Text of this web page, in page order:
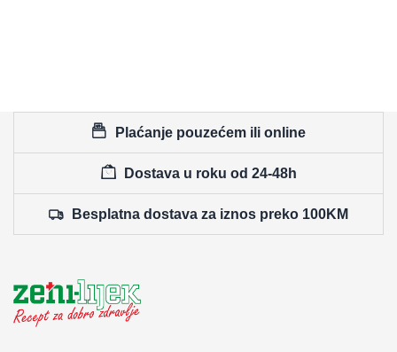
Plaćanje pouzećem ili online
Dostava u roku od 24-48h
Besplatna dostava za iznos preko 100KM